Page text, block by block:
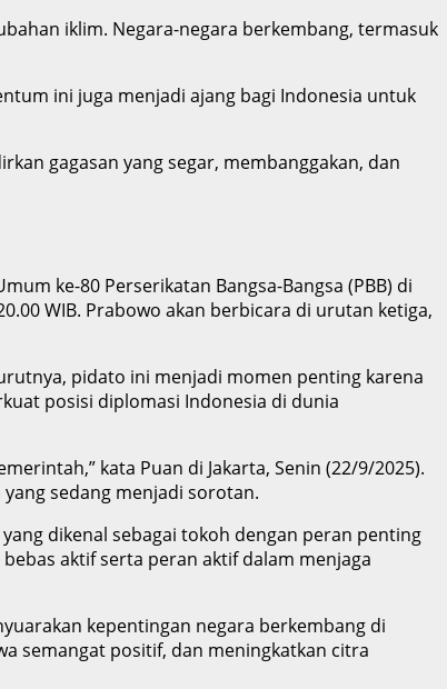
iklim. Negara-negara berkembang, termasuk
ini juga menjadi ajang bagi Indonesia untuk
gagasan yang segar, membanggakan, dan
ke-80 Perserikatan Bangsa-Bangsa (PBB) di
WIB. Prabowo akan berbicara di urutan ketiga,
pidato ini menjadi momen penting karena
posisi diplomasi Indonesia di dunia
kata Puan di Jakarta, Senin (22/9/2025).
sedang menjadi sorotan.
dikenal sebagai tokoh dengan peran penting
aktif serta peran aktif dalam menjaga
kepentingan negara berkembang di
semangat positif, dan meningkatkan citra